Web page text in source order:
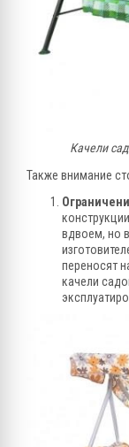
Качели
Также внимание
вдвоем, но
переносят
качели